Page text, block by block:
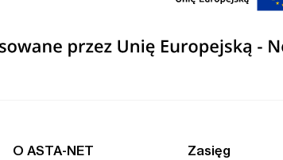
O ASTA-NET Zasięg